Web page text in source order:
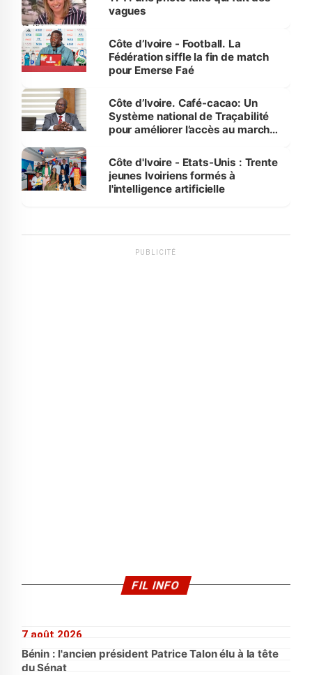
vagues
Côte d’Ivoire - Football. La
Fédération siffle la fin de match
pour Emerse Faé
Côte d’Ivoire. Café-cacao: Un
Système national de Traçabilité
pour améliorer l’accès au marché
Côte d'Ivoire - Etats-Unis : Trente
jeunes Ivoiriens formés à
l'intelligence artificielle
PUBLICITÉ
FIL INFO
7 août 2026
Bénin : l'ancien président Patrice Talon élu à la tête
du Sénat